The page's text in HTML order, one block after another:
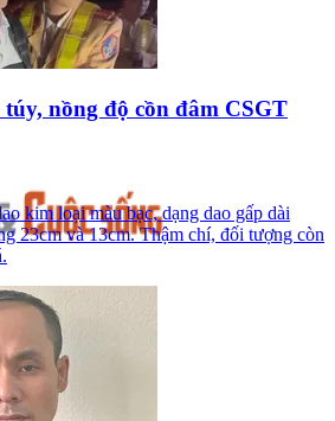
nồng độ cồn đâm CSGT
kim loại màu bạc, dạng dao gấp dài
23cm và 13cm. Thậm chí, đối tượng còn